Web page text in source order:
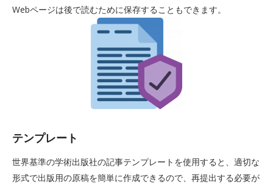
Webページは後で読むために保存することもできます。
テンプレート
世界基準の学術出版社の記事テンプレートを使用すると、適切な
形式で出版用の原稿を簡単に作成できるので、再提出する必要が